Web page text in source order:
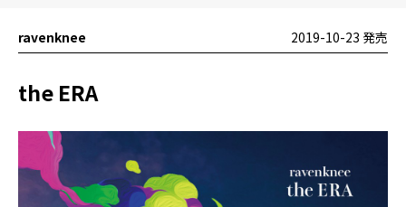
お問い合わせ
デモテープ
プライバシーポリシー
ENGLISH PAGE
ravenknee 2019-10-23 発売
the ERA